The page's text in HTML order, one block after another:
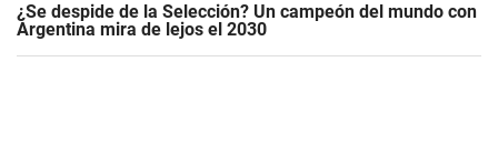
¿Se despide de la Selección? Un campeón del mundo con
Argentina mira de lejos el 2030